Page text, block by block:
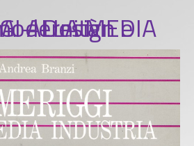
– Design e seconda modernità